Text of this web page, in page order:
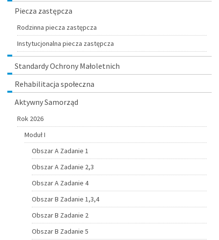
Piecza zastępcza
Rodzinna piecza zastępcza
Instytucjonalna piecza zastępcza
Standardy Ochrony Małoletnich
Rehabilitacja społeczna
Aktywny Samorząd
Rok 2026
Moduł I
Obszar A Zadanie 1
Obszar A Zadanie 2,3
Obszar A Zadanie 4
Obszar B Zadanie 1,3,4
Obszar B Zadanie 2
Obszar B Zadanie 5